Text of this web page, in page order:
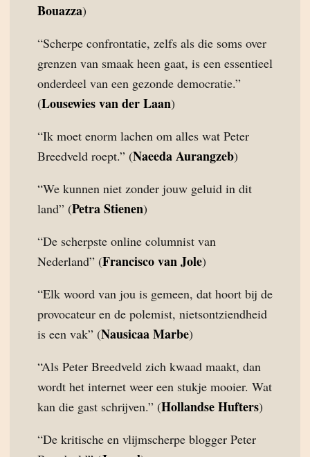
Bouazza)
“Scherpe confrontatie, zelfs als die soms over
grenzen van smaak heen gaat, is een essentieel
onderdeel van een gezonde democratie.”
(Lousewies van der Laan)
“Ik moet enorm lachen om alles wat Peter
Breedveld roept.” (Naeeda Aurangzeb)
“We kunnen niet zonder jouw geluid in dit
land” (Petra Stienen)
“De scherpste online columnist van
Nederland” (Francisco van Jole)
“Elk woord van jou is gemeen, dat hoort bij de
provocateur en de polemist, nietsontziendheid
is een vak” (Nausicaa Marbe)
“Als Peter Breedveld zich kwaad maakt, dan
wordt het internet weer een stukje mooier. Wat
kan die gast schrijven.” (Hollandse Hufters)
“De kritische en vlijmscherpe blogger Peter